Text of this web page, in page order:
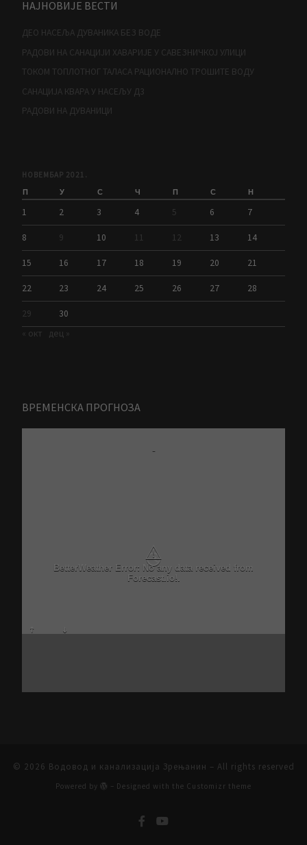
НАЈНОВИЈЕ ВЕСТИ
ДЕО НАСЕЉА ДУВАНИКА БЕЗ ВОДЕ
РАДОВИ НА САНАЦИЈИ ХАВАРИЈЕ У САВЕЗНИЧКОЈ УЛИЦИ
ТОКОМ ТОПЛОТНОГ ТАЛАСА РАЦИОНАЛНО ТРОШИТЕ ВОДУ
САНАЦИЈА КВАРА У НАСЕЉУ Д3
РАДОВИ НА ДУВАНИЦИ
НОВЕМБАР 2021.
П У С Ч П С Н
1 2 3 4 5 6 7
8 9 10 11 12 13 14
15 16 17 18 19 20 21
22 23 24 25 26 27 28
29
30
« окт
дец »
ВРЕМЕНСКА ПРОГНОЗА
-
⚠
BetterWeather Error: No any data received from
Forecast.io!.
© 2026 Водовод и канализација Зрењанин – All rights reserved
Powered by – Designed with the Customizr theme